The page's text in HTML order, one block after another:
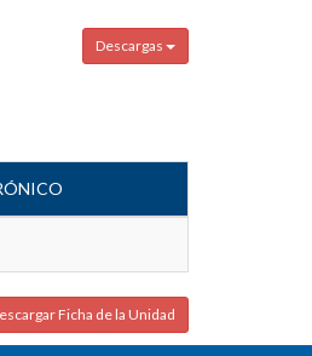
Descargas
Ficha de la Unidad